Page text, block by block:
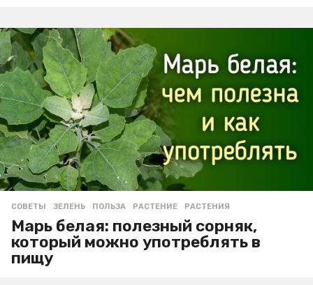
СОВЕТЫ ЗЕЛЕНЬ ,ПОЛЬЗА ,РАСТЕНИЕ ,РАСТЕНИЯ
Марь белая: полезный сорняк,
который можно употреблять в
пищу